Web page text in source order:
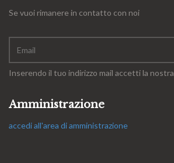
Se vuoi rimanere in contatto con noi
Inserendo il tuo indirizzo mail accetti la nostra
Amministrazione
accedi all'area di amministrazione